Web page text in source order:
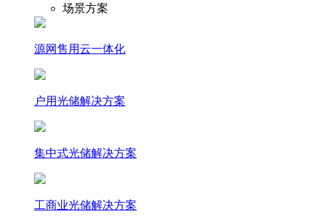
场景方案
源网售用云一体化
户⽤光储解决⽅案
集中式光储解决⽅案
⼯商业光储解决⽅案